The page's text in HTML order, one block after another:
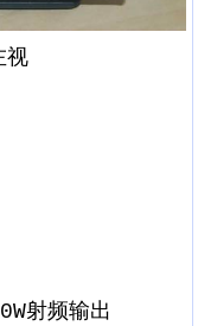
视
射频输出